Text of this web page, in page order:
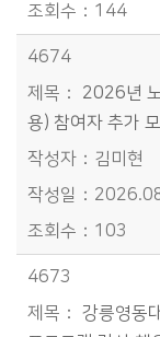
144
4674
2026년
용) 참여자 추가
김미현
103
4673
강릉영동